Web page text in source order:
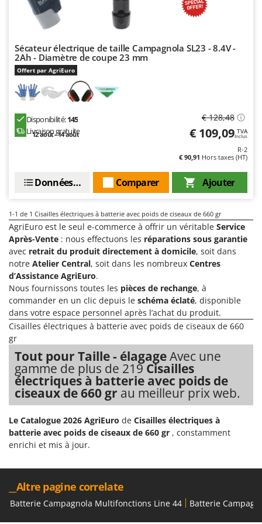
Désherbeurs thermiques et mécaniques
Déshumidificateurs
Draineuses
E
Échelles en aluminium
Effaroucheurs d'oiseaux
Égreneuses à maïs
Enfouisseurs de pierres
Épareuses pour tracteur
Épépineuses
Équipements de protection des voies respiratoires
F
Fendeuses à bois
Filets pour la Récolte des olives
Filtres pour vin et huile
Fouloirs - Égrappoirs
Fourches pour tracteur
Fours d'extérieur - intérieur pour pizza et cuisine
Fours électriques
Fraises à neige
Fraises rotatives pour tracteur
G
Générateurs d'air chaud
Bosch
Brumi
BullMach
C
C.EL.ME.
Calory Forni
Campagnola
Campingaz
Ceccato Olindo
Classe
Clementi
Cofra
Comet
Cresco
Cruccolini
CTEK
D
Dal Degan
DCG
Deca
Di Martino
Diavola Pro
Docma
Dominion
Sécateur électrique de taille Campagnola SL23 - 8.4V -
2Ah - Diamètre de coupe 23 mm
Offert par AgriEuro
Disponibilité:145
Livraison gratuite
12 août - 14 août
€ 128,48
€ 109,09 TVA
Inclus
R-2
€ 90,91 Hors taxes (HT)
Ajouter
Comparer
Données techniques
1-1 de 1 Cisailles électriques à batterie avec poids de ciseaux de 660 gr
AgriEuro est le seul e-commerce à offrir un véritable Service
Après-Vente : nous effectuons les réparations sous garantie
avec retrait du produit directement à domicile, soit dans
notre Atelier Central, soit dans les nombreux Centres
d’Assistance AgriEuro.
Nous fournissons toutes les pièces de rechange, à
commander en un clic depuis le schéma éclaté, disponible
dans votre espace personnel après l’achat du produit.
Cisailles électriques à batterie avec poids de ciseaux de 660
gr
Tout pour Taille - élagageAvec une
gamme de plus de 219Cisailles
électriques à batterie avec poids de
ciseaux de 660 gr au meilleur prix web.
Le Catalogue 2026 AgriEuro de Cisailles électriques à
batterie avec poids de ciseaux de 660 gr , constamment
enrichi et mis à jour.
__Altre pagine correlate
Batterie Campagnola Multifonctions Line 44 Batterie